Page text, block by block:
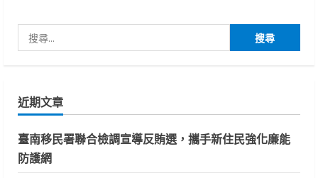
尋
字:
近期文章
臺南移民署聯合檢調宣導反賄選，攜手新住民強化廉能
防護網